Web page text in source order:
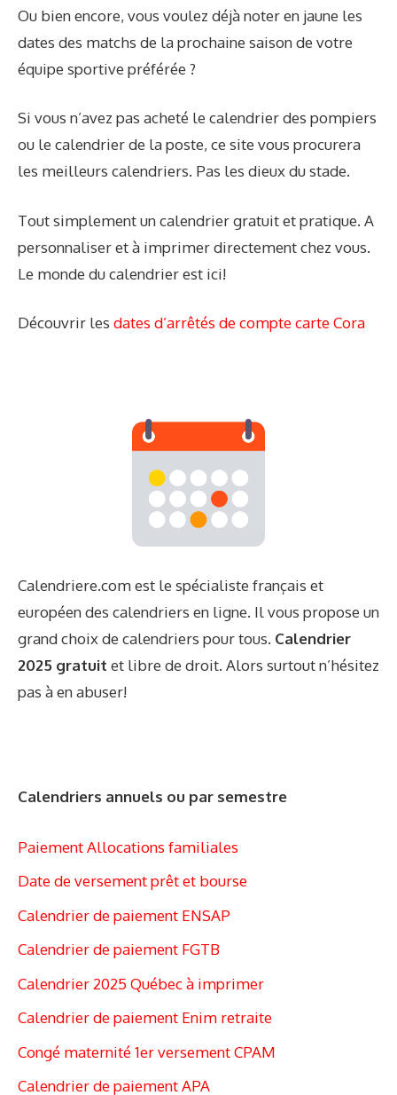
Ou bien encore, vous voulez déjà noter en jaune les
dates des matchs de la prochaine saison de votre
équipe sportive préférée ?
Si vous n’avez pas acheté le calendrier des pompiers
ou le calendrier de la poste, ce site vous procurera
les meilleurs calendriers. Pas les dieux du stade.
Tout simplement un calendrier gratuit et pratique. A
personnaliser et à imprimer directement chez vous.
Le monde du calendrier est ici!
Découvrir les dates d’arrêtés de compte carte Cora
Calendriere.com est le spécialiste français et
européen des calendriers en ligne. Il vous propose un
grand choix de calendriers pour tous. Calendrier
2025 gratuit et libre de droit. Alors surtout n’hésitez
pas à en abuser!
Calendriers annuels ou par semestre
Paiement Allocations familiales
Date de versement prêt et bourse
Calendrier de paiement ENSAP
Calendrier de paiement FGTB
Calendrier 2025 Québec à imprimer
Calendrier de paiement Enim retraite
Congé maternité 1er versement CPAM
Calendrier de paiement APA